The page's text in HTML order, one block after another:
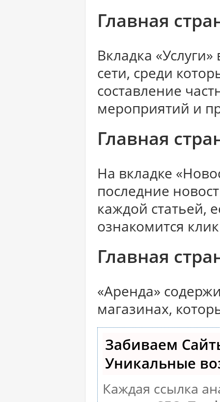
Главная
Вкладка
сети, среди
составление
мероприятий и
Главная
На вкладке
последние
каждой статьей,
ознакомится
Главная
«Аренда»
магазинах,
Забиваем
Уникальные
Каждая ссылка